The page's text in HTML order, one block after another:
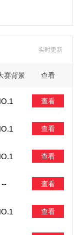
实时更新
赛背景 查看
查看
查看
查看
-- 查看
查看